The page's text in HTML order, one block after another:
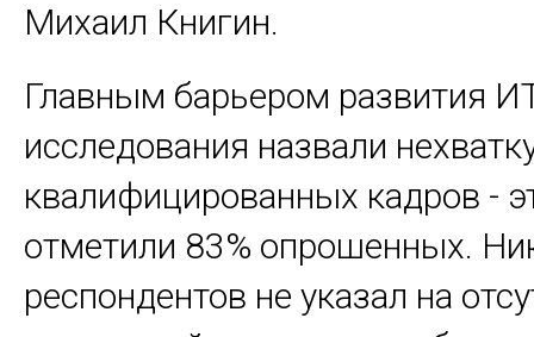
Михаил Книгин.
Главным барьером развития
исследования назвали
квалифицированных кадров -
отметили 83% опрошенных.
респондентов не указал на